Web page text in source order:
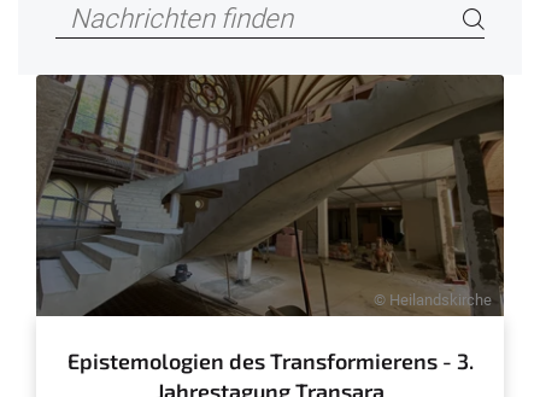
© Heilandskirche
Epistemologien des Transformierens - 3.
Jahrestagung Transara